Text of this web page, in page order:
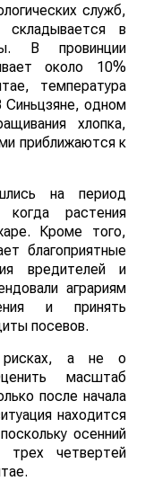
служб,
складывается в
В провинции
около 10%
температура
Синьцзяне, одном
хлопка,
приближаются к
на период
растения
Кроме того,
благоприятные
вредителей и
аграриям
и принять
посевов.
а не о
масштаб
после начала
находится
осенний
трех четвертей